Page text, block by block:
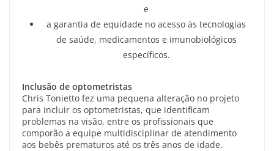
e
a garantia de equidade no acesso às tecnologias
de saúde, medicamentos e imunobiológicos
específicos.
Inclusão de optometristas
Chris Tonietto fez uma pequena alteração no projeto
para incluir os optometristas, que identificam
problemas na visão, entre os profissionais que
comporão a equipe multidisciplinar de atendimento
aos bebês prematuros até os três anos de idade.